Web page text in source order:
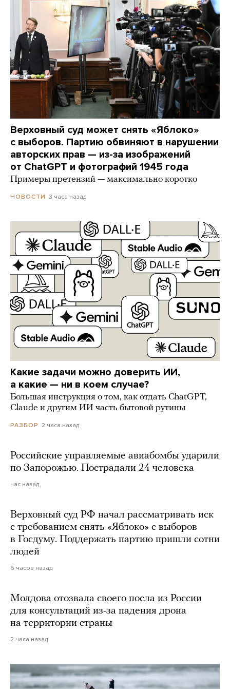
Верховный суд может снять «Яблоко»
с выборов. Партию обвиняют в нарушении
авторских прав — из-за изображений
от ChatGPT и фотографий 1945 года
Примеры претензий — максимально коротко
НОВОСТИ 3 часа назад
Какие задачи можно доверить ИИ,
а какие — ни в коем случае?
Большая инструкция о том, как отдать ChatGPT,
Claude и другим ИИ часть бытовой рутины
РАЗБОР 2 часа назад
Российские управляемые авиабомбы ударили
по Запорожью. Пострадали 24 человека
час назад
Верховный суд РФ начал рассматривать иск
с требованием снять «Яблоко» с выборов
в Госдуму. Поддержать партию пришли сотни
людей
6 часов назад
Молдова отозвала своего посла из России
для консультаций из-за падения дрона
на территории страны
2 часа назад